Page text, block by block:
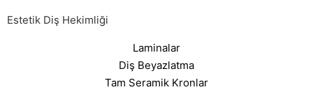
Estetik Diş Hekimliği
Laminalar
Diş Beyazlatma
Tam Seramik Kronlar